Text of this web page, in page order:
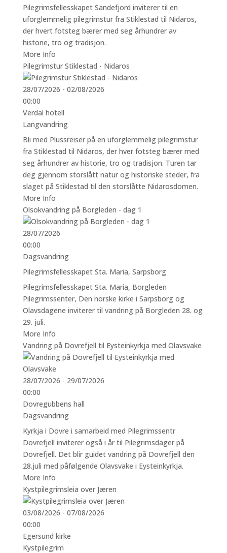
Pilegrimsfellesskapet Sandefjord inviterer til en
uforglemmelig pilegrimstur fra Stiklestad til Nidaros,
der hvert fotsteg bærer med seg århundrer av
historie, tro og tradisjon.
More Info
Pilegrimstur Stiklestad - Nidaros
28/07/2026 - 02/08/2026
00:00
Verdal hotell
Langvandring
Bli med Plussreiser på en uforglemmelig pilegrimstur
fra Stiklestad til Nidaros, der hver fotsteg bærer med
seg århundrer av historie, tro og tradisjon. Turen tar
deg gjennom storslått natur og historiske steder, fra
slaget på Stiklestad til den storslåtte Nidarosdomen.
More Info
Olsokvandring på Borgleden - dag 1
28/07/2026
00:00
Dagsvandring
Pilegrimsfellesskapet Sta. Maria, Sarpsborg
Pilegrimsfellesskapet Sta. Maria, Borgleden
Pilegrimssenter, Den norske kirke i Sarpsborg og
Olavsdagene inviterer til vandring på Borgleden 28. og
29. juli.
More Info
Vandring på Dovrefjell til Eysteinkyrkja med Olavsvake
28/07/2026 - 29/07/2026
00:00
Dovregubbens hall
Dagsvandring
Kyrkja i Dovre i samarbeid med Pilegrimssentr
Dovrefjell inviterer også i år til Pilegrimsdager på
Dovrefjell. Det blir guidet vandring på Dovrefjell den
28.juli med påfølgende Olavsvake i Eysteinkyrkja.
More Info
Kystpilegrimsleia over Jæren
03/08/2026 - 07/08/2026
00:00
Egersund kirke
Kystpilegrim